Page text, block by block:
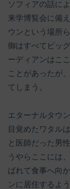
ソフィアの話に
来学博覧会に備
ウンという場所
御はすべてビッ
ーディアンはこ
ことがあったが
てしまう。
エターナルタウ
目覚めたワタル
と医師だった男
うやらここには
ばれて食事へ向
ンに居住するよ